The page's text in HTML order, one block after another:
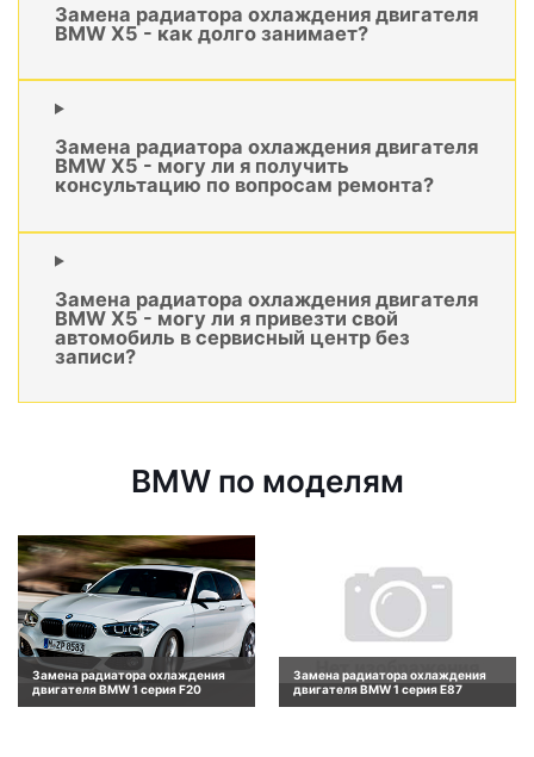
Замена радиатора охлаждения двигателя
BMW X5 - как долго занимает?
Замена радиатора охлаждения двигателя
BMW X5 - могу ли я получить
консультацию по вопросам ремонта?
Замена радиатора охлаждения двигателя
BMW X5 - могу ли я привезти свой
автомобиль в сервисный центр без
записи?
BMW по моделям
Замена радиатора охлаждения
двигателя BMW 1 серия F20
Замена радиатора охлаждения
двигателя BMW 1 серия E87